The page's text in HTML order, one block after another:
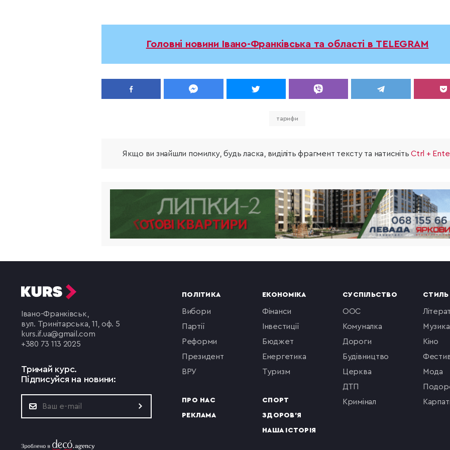
Головні новини Івано-Франківська та області в TELEGRAM
тарифи
Якщо ви знайшли помилку, будь ласка, виділіть фрагмент тексту та натиснітьCtrl +
Івано-Франківськ,
вул. Тринітарська, 11, оф. 5
kurs.if.ua@gmail.com
+380 73 113 2025
Тримай курс.
Підписуйся на новини:
ПОЛІТИКА
вибори
партії
реформи
президент
ВРУ
ПРО НАС
РЕКЛАМА
ЕКОНОМІКА
фінанси
інвестиції
бюджет
енергетика
туризм
СПОРТ
ЗДОРОВ'Я
НАША ІСТОРІЯ
СУСПІЛЬСТВО
ООС
комуналка
Дороги
будівництво
церква
ДТП
кримінал
музика
кіно
мода